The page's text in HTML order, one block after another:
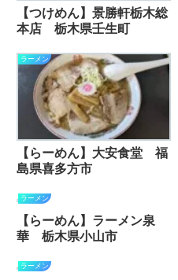
【つけめん】景勝軒栃木総
本店 栃木県壬生町
ラーメン
【らーめん】大安食堂 福
島県喜多方市
ラーメン
【らーめん】ラーメン泉
華 栃木県小山市
ラーメン